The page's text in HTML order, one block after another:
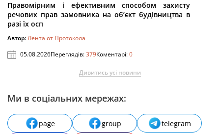
Правомірним і ефективним способом захисту
речових прав замовника на об’єкт будівництва в
разі їх осп
Автор:Лента от Протокола
05.08.2026Переглядів:379Коментарі:0
Дивитись усі новини
Ми в соціальних мережах:
page group
telegram